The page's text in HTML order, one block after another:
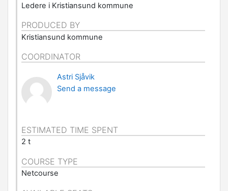
Ledere i Kristiansund kommune
PRODUCED BY
Kristiansund kommune
COORDINATOR
Astri Sjåvik
Send a message
ESTIMATED TIME SPENT
2 t
COURSE TYPE
Netcourse